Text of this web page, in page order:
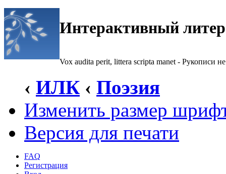
Интерактивный
Vox audita perit, littera scripta manet - Рукописи не
‹ ИЛК ‹ Поэзия
Изменить размер
Версия для печати
FAQ
Регистрация